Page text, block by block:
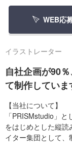
WEB応
イラストレーター
自社企画が90
て制作していま
【当社について】
「PRISMstudio」
をはじめとした縦
イター集団として、